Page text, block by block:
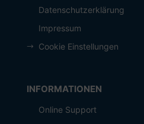
Datenschutzerklärung
Impressum
Cookie Einstellungen
INFORMATIONEN
Online Support